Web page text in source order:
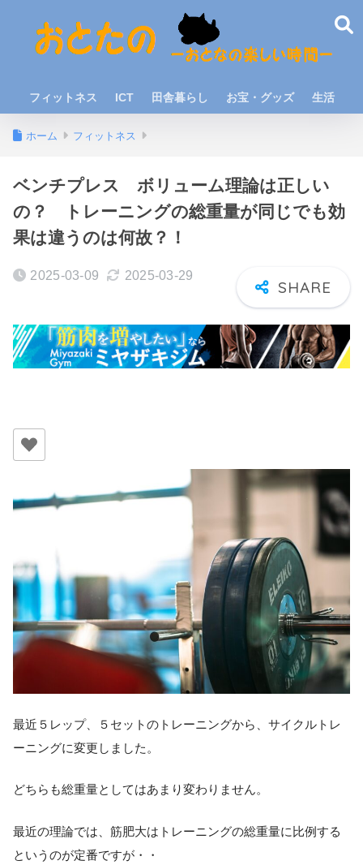
フィットネス ICT 田舎暮らし お宝・グッズ 生活
ホーム フィットネス
ベンチプレス ボリューム理論は正しい
の？ トレーニングの総重量が同じでも効
果は違うのは何故？！
2025-03-09 2025-03-29
最近５レップ、５セットのトレーニングから、サイクルトレ
ーニングに変更しました。
どちらも総重量としてはあまり変わりません。
最近の理論では、筋肥大はトレーニングの総重量に比例する
というのが定番ですが・・